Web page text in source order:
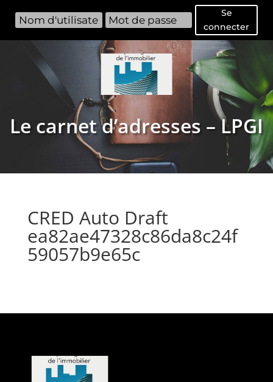
Se
connecter
Le carnet d’adresses – LPGI
CRED Auto Draft
ea82ae47328c86da8c24f
59057b9e65c